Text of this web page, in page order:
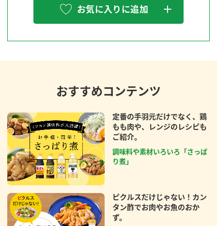
お気に入りに追加
おすすめコンテンツ
定番の手羽元だけでなく、鶏
もも肉や、レンジのレシピも
ご紹介。
調味料や素材いろいろ「さっぱ
り煮」
ピクルスだけじゃない！カン
タン酢でお肉やお魚のおか
ず。